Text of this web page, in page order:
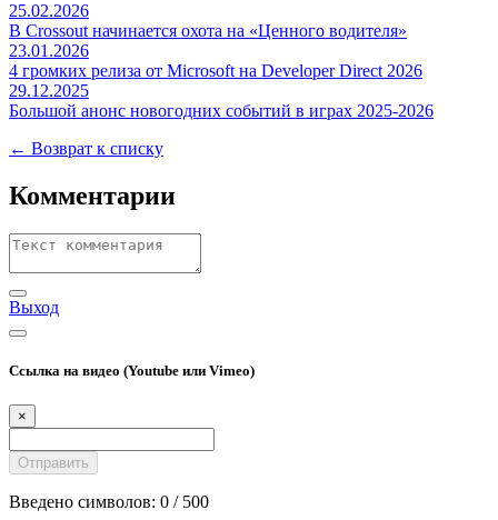
25.02.2026
В Crossout начинается охота на «Ценного водителя»
23.01.2026
4 громких релиза от Microsoft на Developer Direct 2026
29.12.2025
Большой анонс новогодних событий в играх 2025-2026
← Возврат к списку
Комментарии
Выход
Ссылка на видео (Youtube или Vimeo)
×
Введено символов: 0 / 500